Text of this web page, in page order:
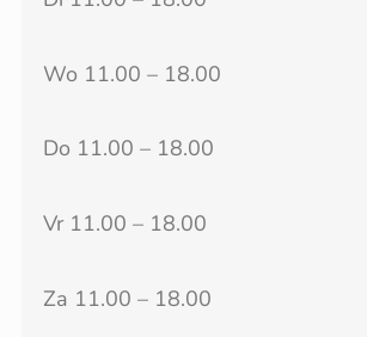
Wo 11.00 – 18.00
Do 11.00 – 18.00
Vr 11.00 – 18.00
Za 11.00 – 18.00